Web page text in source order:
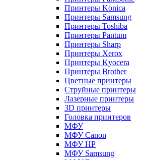
Принтеры Konica
Принтеры Samsung
Принтеры Toshiba
Принтеры Pantum
Принтеры Sharp
Принтеры Xerox
Принтеры Kyocera
Принтеры Brother
Цветные принтеры
Струйные принтеры
Лазерные принтеры
3D принтеры
Головка принтеров
МФУ
МФУ Canon
МФУ HP
МФУ Samsung